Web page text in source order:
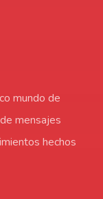
mundo de
mensajes
hechos